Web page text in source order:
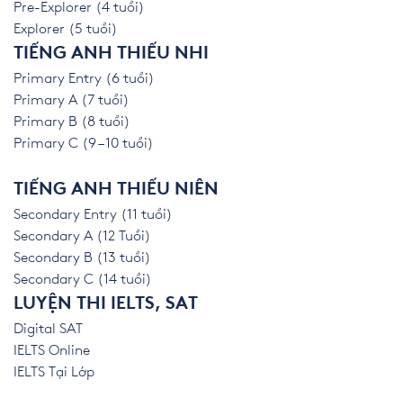
Pre-Explorer (4 tuổi)
Explorer (5 tuổi)
TIẾNG ANH THIẾU NHI
Primary Entry (6 tuổi)
Primary A (7 tuổi)
Primary B (8 tuổi)
Primary C (9 – 10 tuổi)
TIẾNG ANH THIẾU NIÊN
Secondary Entry (11 tuổi)
Secondary A (12 Tuổi)
Secondary B (13 tuổi)
Secondary C (14 tuổi)
LUYỆN THI IELTS, SAT
Digital SAT
IELTS Online
IELTS Tại Lớp